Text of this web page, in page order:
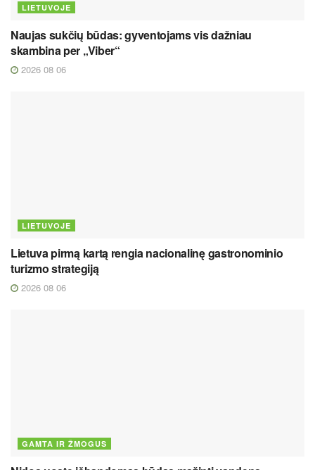
LIETUVOJE
Naujas sukčių būdas: gyventojams vis dažniau
skambina per „Viber“
2026 08 06
LIETUVOJE
Lietuva pirmą kartą rengia nacionalinę gastronominio
turizmo strategiją
2026 08 06
GAMTA IR ŽMOGUS